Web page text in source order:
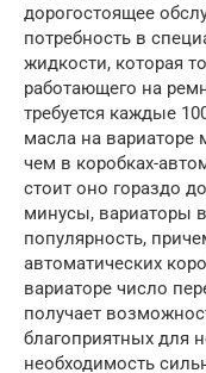
дорогостоящее
потребность в
жидкости, которая
работающего на
требуется каждые
масла на вариаторе
чем в коробках-
стоит оно гораздо
минусы, вариаторы
популярность,
автоматических
вариаторе число
получает
благоприятных для
необходимость